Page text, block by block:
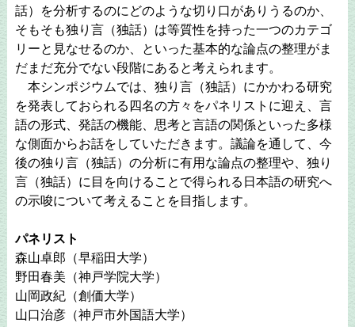
話）を分析するのにどのような切り口がありうるのか、
そもそも独り言（独話）は等質性を持った一つのカテゴ
リーと見なせるのか、といった基本的な論点の整理がま
だまだ充分でない段階にあると考えられます。
本シンポジウムでは、独り言（独話）にかかわる研究
を発表しておられる四名の方々をパネリストに迎え、言
語の形式、発話の機能、思考と言語の関係といった多様
な側面からお話をしていただきます。議論を通して、今
後の独り言（独話）の分析に有用な論点の整理や、独り
言（独話）に目を向けることで得られる日本語の研究へ
の示唆について考えることを目指します。
パネリスト
森山卓郎（早稲田大学）
野田春美（神戸学院大学）
山岡政紀（創価大学）
山口治彦（神戸市外国語大学）